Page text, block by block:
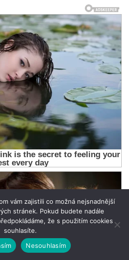
vám zajistili co možná nejsnadnější
stránek. Pokud budete nadále
že s použitím cookies
souhlasíte.
Nesouhlasím